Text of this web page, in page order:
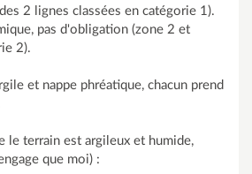
2 lignes classées en catégorie 1).
pas d'obligation (zone 2 et
2).
et nappe phréatique, chacun prend
le terrain est argileux et humide,
que moi) :